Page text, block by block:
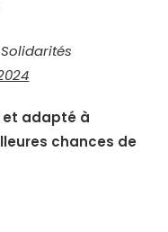
et adapté à
chances de